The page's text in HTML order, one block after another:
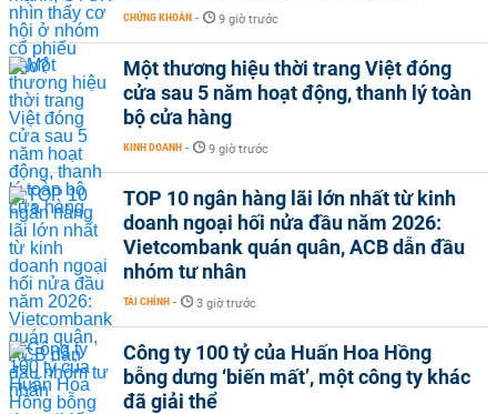
CHỨNG KHOÁN - 9 giờ trước
Một thương hiệu thời trang Việt đóng
cửa sau 5 năm hoạt động, thanh lý toàn
bộ cửa hàng
KINH DOANH - 9 giờ trước
TOP 10 ngân hàng lãi lớn nhất từ kinh
doanh ngoại hối nửa đầu năm 2026:
Vietcombank quán quân, ACB dẫn đầu
nhóm tư nhân
TÀI CHÍNH - 3 giờ trước
Công ty 100 tỷ của Huấn Hoa Hồng
bỗng dưng ‘biến mất’, một công ty khác
đã giải thể